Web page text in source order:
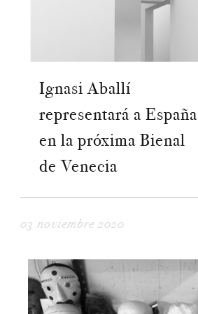
Ignasi Aballí
representará a España
en la próxima Bienal
de Venecia
03 noviembre 2020